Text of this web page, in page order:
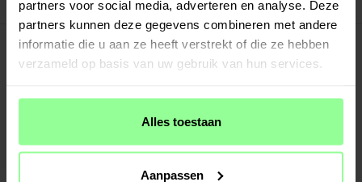
partners voor social media, adverteren en analyse. Deze
partners kunnen deze gegevens combineren met andere
informatie die u aan ze heeft verstrekt of die ze hebben
verzameld op basis van uw gebruik van hun services.
Alles toestaan
Aanpassen
Art number: 50466
PRODUCTBESCHRIJVING
Stofzuigerzakken voor de Ecovacs Deebot X1 Omni. Deze ruime en efficiënte zak